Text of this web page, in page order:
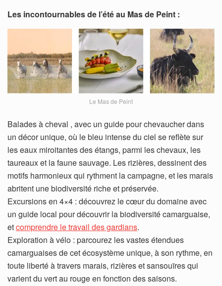
Les incontournables de l’été au Mas de Peint :
Le Mas de Peint
Balades à cheval , avec un guide pour chevaucher dans
un décor unique, où le bleu intense du ciel se reflète sur
les eaux miroitantes des étangs, parmi les chevaux, les
taureaux et la faune sauvage. Les rizières, dessinent des
motifs harmonieux qui rythment la campagne, et les marais
abritent une biodiversité riche et préservée.
Excursions en 4×4 : découvrez le cœur du domaine avec
un guide local pour découvrir la biodiversité camarguaise,
etcomprendre le travail des gardians.
Exploration à vélo : parcourez les vastes étendues
camarguaises de cet écosystème unique, à son rythme, en
toute liberté à travers marais, rizières et sansouïres qui
varient du vert au rouge en fonction des saisons.